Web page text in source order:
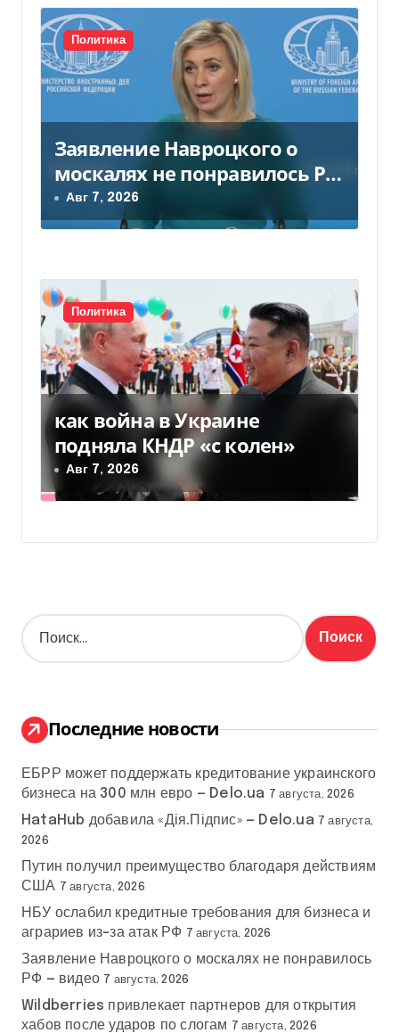
я
мПолитика
Заявление Навроцкого о
москалях не понравилось РФ
— видео
Авг 7, 2026
Политика
как война в Украине
подняла КНДР «с колен»
Авг 7, 2026
Н
а
:
Последние новости
ЕБРР может поддержать кредитование украинского
бизнеса на 300 млн евро — Delo.ua 7 августа, 2026
HataHub добавила «Дія.Підпис» — Delo.ua 7 августа,
2026
Путин получил преимущество благодаря действиям
США 7 августа, 2026
НБУ ослабил кредитные требования для бизнеса и
аграриев из-за атак РФ 7 августа, 2026
Заявление Навроцкого о москалях не понравилось
РФ — видео 7 августа, 2026
Wildberries привлекает партнеров для открытия
хабов после ударов по слогам 7 августа, 2026